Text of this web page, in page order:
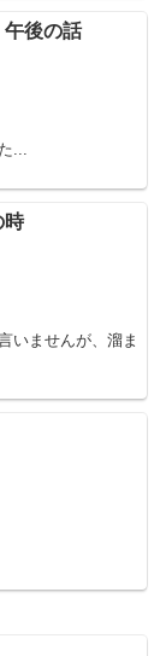
午後の話
...
時
いませんが、溜ま